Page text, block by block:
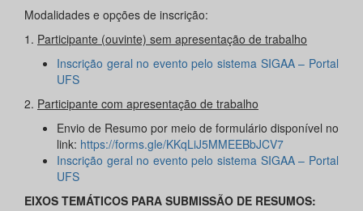
Modalidades e opções de inscrição:
1. Participante (ouvinte) sem apresentação de trabalho
Inscrição geral no evento pelo sistema SIGAA – Portal
UFS
2. Participante com apresentação de trabalho
Envio de Resumo por meio de formulário disponível no
link: https://forms.gle/KKqLiJ5MMEEBbJCV7
Inscrição geral no evento pelo sistema SIGAA – Portal
UFS
EIXOS TEMÁTICOS PARA SUBMISSÃO DE RESUMOS: